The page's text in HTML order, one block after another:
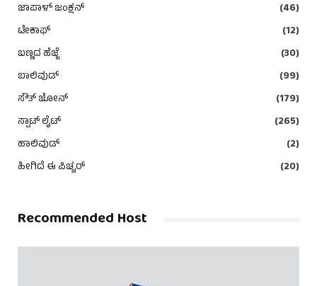
ಜಾಪಾಳ್ ಜಂಕ್ಷನ್
(46)
ಟೇಕಾಫ್
(12)
ಬಣ್ಣದ ಹೆಜ್ಜೆ
(30)
ಬಾಲಿವುಡ್
(99)
ಸೌತ್ ಜೋನ್
(179)
ಸ್ಪಾಟ್ ಲೈಟ್
(265)
ಹಾಲಿವುಡ್
(2)
ಹೀಗಿದೆ ಈ ಪಿಚ್ಚರ್
(20)
Recommended Host